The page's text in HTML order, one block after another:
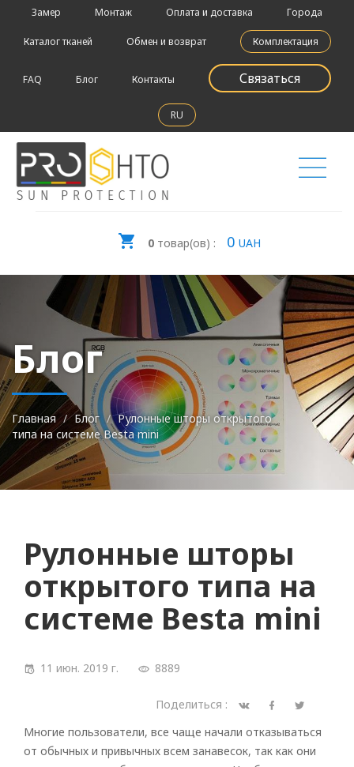
Замер Монтаж Оплата и доставка Города
Каталог тканей Обмен и возврат Комплектация
FAQ Блог Контакты Связаться
RU
0товар(ов) : 0 UAH
Блог
Главная Блог
Рулонные шторы открытого
типа на системе Besta mini
Рулонные шторы
открытого типа на
системе Besta mini
11 июн. 2019 г. 8889
Поделиться :
Многие пользователи, все чаще начали отказываться
от обычных и привычных всем занавесок, так как они